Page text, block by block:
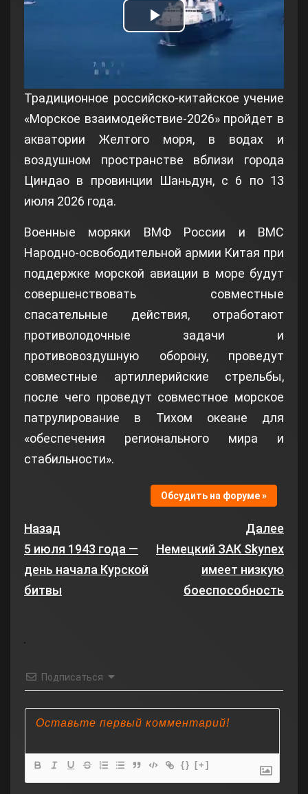
Play
Video
Традиционное российско-китайское учение
«Морское взаимодействие-2026» пройдет в
акватории Желтого моря, в водах и
воздушном пространстве вблизи города
Циндао в провинции Шаньдун, с 6 по 13
июля 2026 года.
Военные моряки ВМФ России и ВМС
Народно-освободительной армии Китая при
поддержке морской авиации в море будут
совершенствовать совместные
спасательные действия, отработают
противолодочные задачи и
противовоздушную оборону, проведут
совместные артиллерийские стрельбы,
после чего проведут совместное морское
патрулирование в Тихом океане для
«обеспечения регионального мира и
стабильности».
Обсудить на форуме »
Назад
5 июля 1943 года —
день начала Курской
битвы
Далее
Немецкий ЗАК Skynex
имеет низкую
боеспособность
Подписаться
{} [+]